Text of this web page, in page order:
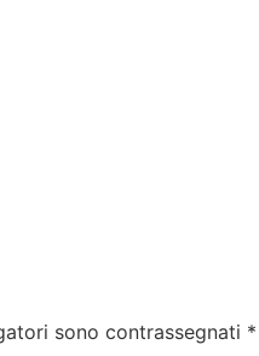
sono contrassegnati *